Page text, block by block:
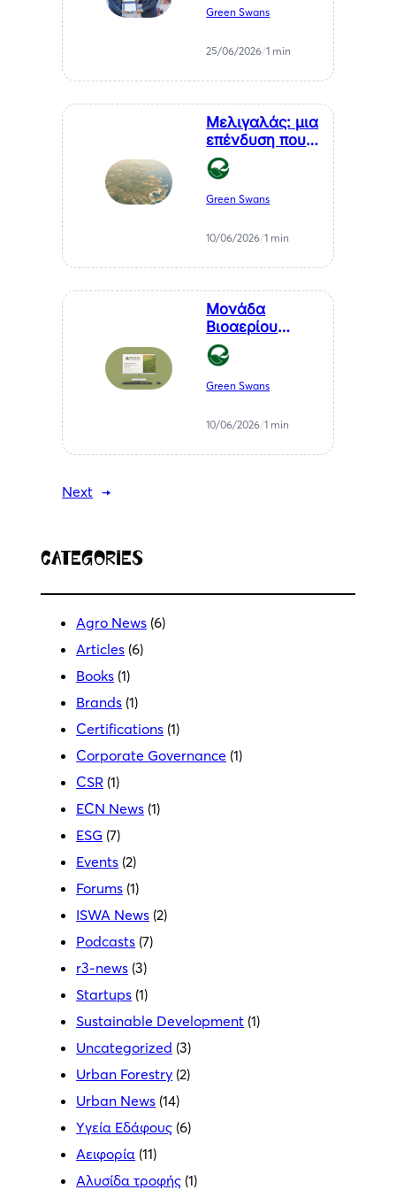
Προξένου της
της Χιλής στη
Θεσσαλονίκη, κ.
Αθανάσιου
Green Swans
25/06/2026/1 min
Μελιγαλάς: μια
επένδυση που
μετατρέπει ένα
χρόνιο
πρόβλημα της
Μεσσηνίας σε
ενέργεια
Green Swans
10/06/2026/1 min
Μονάδα
Βιοαερίου
Βιοστερεά Α.Ε.
στον Μελιγαλά
Green Swans
10/06/2026/1 min
Next →
Categories
Agro News (6)
Articles (6)
Books (1)
Brands (1)
Certifications (1)
Corporate Governance (1)
CSR (1)
ECN News (1)
ESG (7)
Events (2)
Forums (1)
ISWA News (2)
Podcasts (7)
r3-news (3)
Startups (1)
Sustainable Development (1)
Uncategorized (3)
Urban Forestry (2)
Urban News (14)
Yγεία Εδάφους (6)
Αειφορία (11)
Αλυσίδα τροφής (1)